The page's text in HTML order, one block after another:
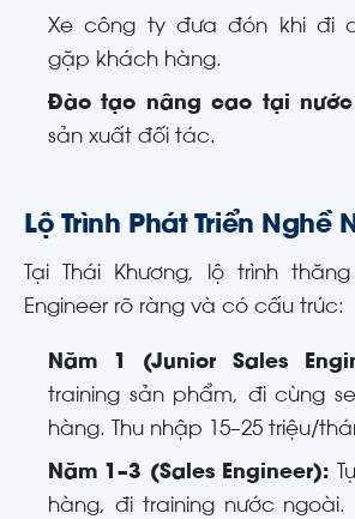
Xe công ty đưa đón khi đi
gặp khách hàng.
Đào tạo nâng cao tại nước
sản xuất đối tác.
Lộ Trình Phát Triển Nghề
Tại Thái Khương, lộ trình
Engineer rõ ràng và có cấu trúc:
Năm 1 (Junior Sales
training sản phẩm, đi cùng
hàng. Thu nhập 15–25 triệu/
Năm 1–3 (Sales Engineer):
hàng, đi training nước ngoài.